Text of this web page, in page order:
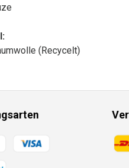
(Recycelt)